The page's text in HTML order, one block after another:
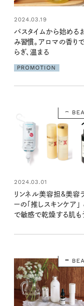
2024.03.19
バスタイムから始める
み習慣。アロマの香り
らぎ、温まる
PROMOTION
2024.03.01
リンネル美容担&美容
ーの「推しスキンケア」
で敏感で乾燥する肌も